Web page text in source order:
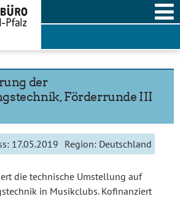
der
Förderrunde III
17.05.2019 Region: Deutschland
die technische Umstellung auf
in Musikclubs. Kofinanziert